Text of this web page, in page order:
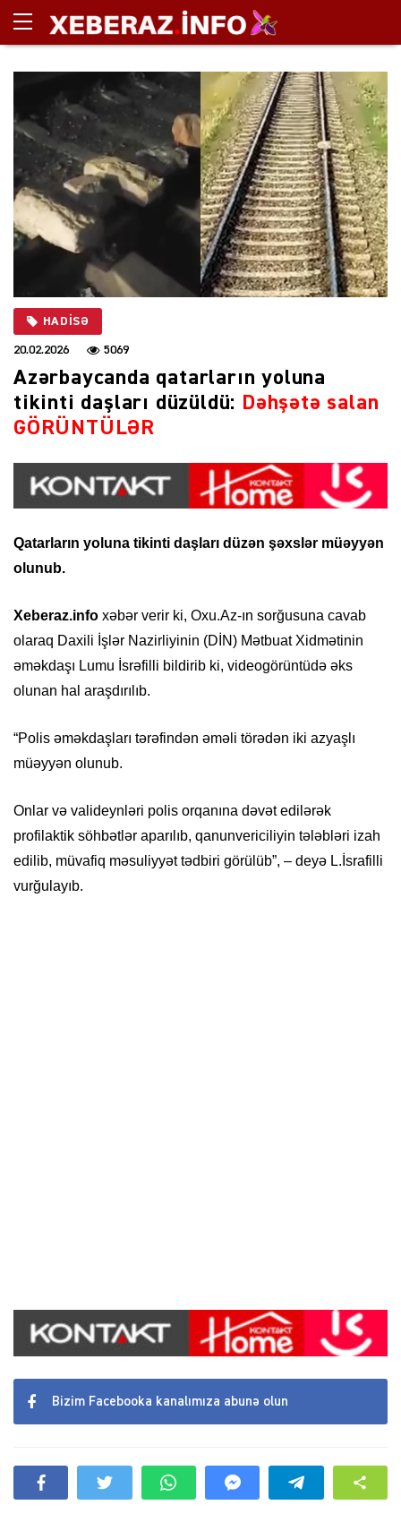
HADISƏ
20.02.2026 5069
Azərbaycanda qatarların yoluna
tikinti daşları düzüldü: Dəhşətə salan
GÖRÜNTÜLƏR
Qatarların yoluna tikinti daşları düzən şəxslər müəyyən
olunub.
Xeberaz.info xəbər verir ki, Oxu.Az-ın sorğusuna cavab
olaraq Daxili İşlər Nazirliyinin (DİN) Mətbuat Xidmətinin
əməkdaşı Lumu İsrəfilli bildirib ki, videogörüntüdə əks
olunan hal araşdırılıb.
“Polis əməkdaşları tərəfindən əməli törədən iki azyaşlı
müəyyən olunub.
Onlar və valideynləri polis orqanına dəvət edilərək
profilaktik söhbətlər aparılıb, qanunvericiliyin tələbləri izah
edilib, müvafiq məsuliyyət tədbiri görülüb”, – deyə L.İsrafilli
vurğulayıb.
Bizim Facebooka kanalımıza abunə olun